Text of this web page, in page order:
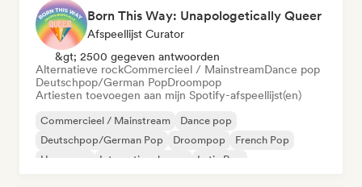
Born This Way: Unapologetically Queer
Afspeellijst Curator
&gt; 2500 gegeven antwoorden
Alternatieve rockCommercieel / MainstreamDance pop
Deutschpop/German PopDroompop
Artiesten toevoegen aan mijn Spotify-afspeellijst(en)
Commercieel / Mainstream
Dance pop
Deutschpop/German Pop
Droompop
French Pop
Hyperpop
Internationale pop Latin Pop